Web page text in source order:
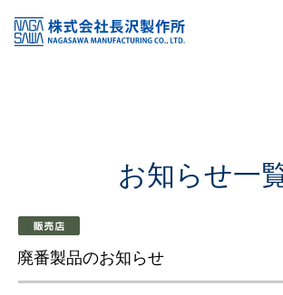
お知らせ一覧
廃番製品のお知らせ
お知らせ一
廃番製品のお知らせ